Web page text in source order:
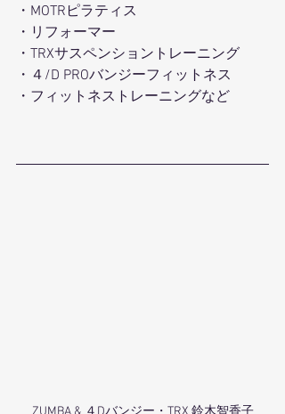
・MOTRピラティス
・リフォーマー
・TRXサスペンショントレーニング
・４/D PROバンジーフィットネス
・フィットネストレーニングなど